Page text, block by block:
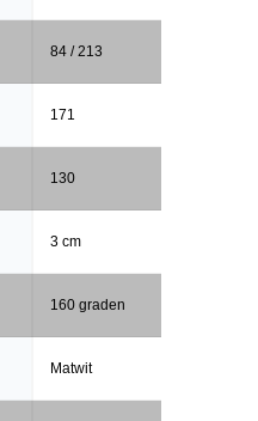
84 / 213
171
130
3 cm
160 graden
Matwit